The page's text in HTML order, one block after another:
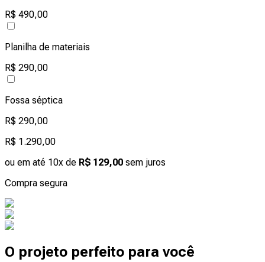
R$ 490,00
Planilha de materiais
R$ 290,00
Fossa séptica
R$ 290,00
R$ 1.290,00
ou em até 10x de R$ 129,00 sem juros
Compra segura
O projeto perfeito para você